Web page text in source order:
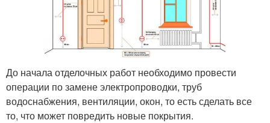
До начала отделочных работ необходимо провести
операции по замене электропроводки, труб
водоснабжения, вентиляции, окон, то есть сделать все
то, что может повредить новые покрытия.